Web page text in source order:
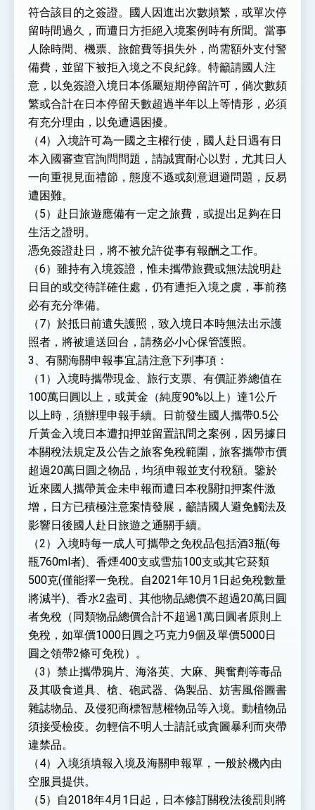
符合該目的之簽證。國人因進出次數頻繁，或單次停
留時間過久，而遭日方拒絕入境案例時有所聞。當事
人除時間、機票、旅館費等損失外，尚需額外支付警
備費，並留下被拒入境之不良紀錄。特籲請國人注
意，以免簽證入境日本係屬短期停留許可，倘次數頻
繁或合計在日本停留天數超過半年以上等情形，必須
有充分理由，以免遭遇困擾。
（4）入境許可為一國之主權行使，國人赴日遇有日
本入國審查官詢問問題，請誠實耐心以對，尤其日人
一向重視見面禮節，態度不遜或刻意迴避問題，反易
遭困難。
（5）赴日旅遊應備有一定之旅費，或提出足夠在日
生活之證明。
憑免簽證赴日，將不被允許從事有報酬之工作。
（6）雖持有入境簽證，惟未攜帶旅費或無法說明赴
日目的或交待詳確住處，仍有遭拒入境之虞，事前務
必有充分準備。
（7）於抵日前遺失護照，致入境日本時無法出示護
照者，將被遣送回台，請務必小心保管護照。
3、有關海關申報事宜,請注意下列事項：
（1）入境時攜帶現金、旅行支票、有價証券總值在
100萬日圓以上，或黃金（純度90%以上）達1公斤
以上時，須辦理申報手續。日前發生國人攜帶0.5公
斤黃金入境日本遭扣押並留置訊問之案例，因另據日
本關稅法規定及公告之旅客免稅範圍，旅客攜帶市價
超過20萬日圓之物品，均須申報並支付稅額。鑒於
近來國人攜帶黃金未申報而遭日本稅關扣押案件激
增，日方已積極注意案情發展，籲請國人避免觸法及
影響日後國人赴日旅遊之通關手續。
（2）入境時每一成人可攜帶之免稅品包括酒3瓶(每
瓶760ml者)、香煙400支或雪茄100支或其它菸類
500克(僅能擇一免稅。自2021年10月1日起免稅數量
將減半)、香水2盎司、其他物品總價不超過20萬日圓
者免稅（同類物品總價合計不超過1萬日圓者原則上
免稅，如單價1000日圓之巧克力9個及單價5000日
圓之領帶2條可免稅）。
（3）禁止攜帶鴉片、海洛英、大麻、興奮劑等毒品
及其吸食道具、槍、砲武器、偽製品、妨害風俗圖書
雜誌物品、及侵犯商標智慧權物品等入境。動植物品
須接受檢疫。勿輕信不明人士請託或貪圖暴利而夾帶
違禁品。
（4）入境須填報入境及海關申報單，一般於機內由
空服員提供。
（5）自2018年4月1日起，日本修訂關稅法後罰則將